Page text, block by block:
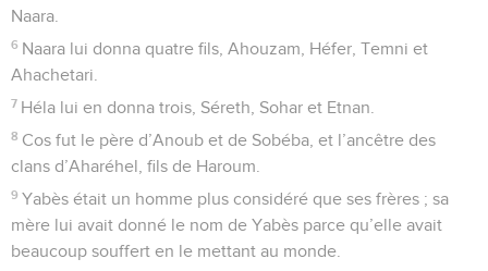
Naara.
6 Naara lui donna quatre fils, Ahouzam, Héfer, Temni et
Ahachetari.
7 Héla lui en donna trois, Séreth, Sohar et Etnan.
8 Cos fut le père d’Anoub et de Sobéba, et l’ancêtre des
clans d’Aharéhel, fils de Haroum.
9 Yabès était un homme plus considéré que ses frères ; sa
mère lui avait donné le nom de Yabès parce qu’elle avait
beaucoup souffert en le mettant au monde.